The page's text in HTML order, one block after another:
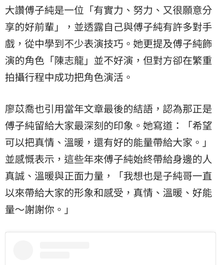
大讚傅子純是一位「有實力、努力、又很願意分
享的好前輩」，並透露自己與傅子純有許多對手
戲，從中學到不少表演技巧。她更提及傅子純飾
演的角色「陳志龍」並不好演，但對方卻在繁重
拍攝行程中成功把角色演活。
廖苡喬也引用當年文章最後的結語，認為那正是
傅子純留給大家最深刻的印象。她寫道：「希望
可以把真情、溫暖，還有好的能量帶給大家。」
並感慨表示，這些年來傅子純始終帶給身邊的人
真誠、溫暖與正面力量，「我想也是子純哥一直
以來帶給大家的形象和感受，真情、溫暖、好能
量～謝謝你。」